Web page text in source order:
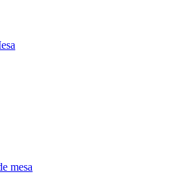
mesa